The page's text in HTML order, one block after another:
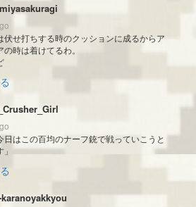
伏せ打ちする時のクッションに成るからア
の時は着けてるわ。
日はこの百均のナーフ銃で戦っていこうと